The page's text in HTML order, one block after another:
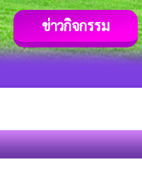
ข่าวกิจกรรม